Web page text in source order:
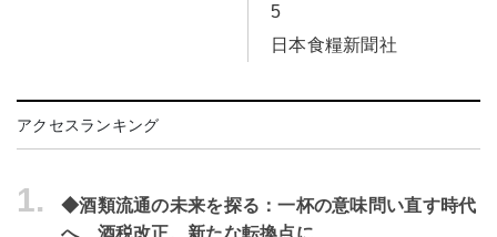
5
日本食糧新聞社
アクセスランキング
1.
◆酒類流通の未来を探る：一杯の意味問い直す時代
へ 酒税改正、新たな転換点に